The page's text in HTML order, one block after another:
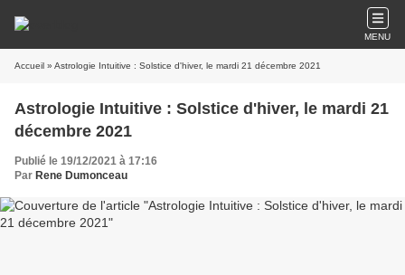
MENU
Accueil » Astrologie Intuitive : Solstice d'hiver, le mardi 21 décembre 2021
Astrologie Intuitive : Solstice d'hiver, le mardi 21
décembre 2021
Publié le 19/12/2021 à 17:16
Par Rene Dumonceau